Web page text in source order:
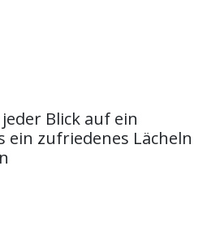
Blick auf ein
ein zufriedenes Lächeln